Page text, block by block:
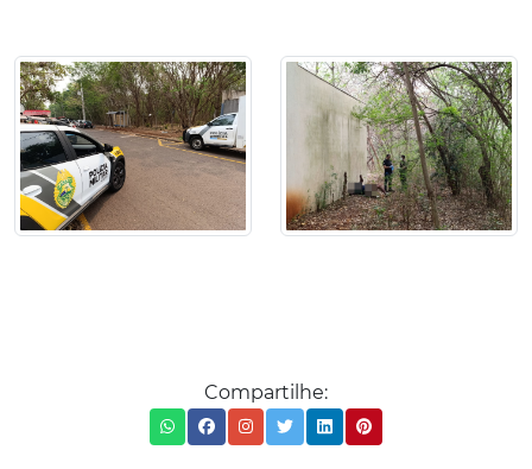
Compartilhe: